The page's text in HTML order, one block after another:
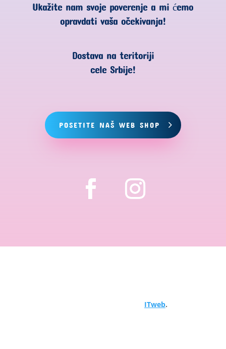
Ukažite nam svoje poverenje a mi ćemo
opravdati vaša očekivanja!
Dostava na teritoriji
cele Srbije!
POSETITE NAŠ WEB SHOP
ITweb.